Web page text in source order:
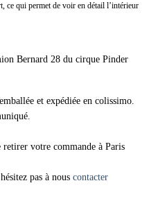
ce qui permet de voir en détail l’intérieur
Bernard 28 du cirque Pinder
et expédiée en colissimo.
retirer votre commande à Paris
pas à nous contacter